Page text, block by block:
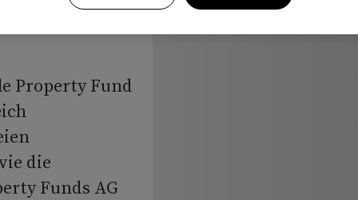
Property Fund
die
Funds AG